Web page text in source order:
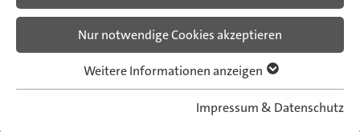
Nur notwendige Cookies akzeptieren
Weitere Informationen anzeigen
Impressum & Datenschutz